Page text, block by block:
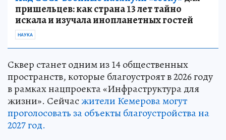
пришельцев: как страна 13 лет тайно
искала и изучала инопланетных гостей
НАУКА
Сквер станет одним из 14 общественных
пространств, которые благоустроят в 2026 году
в рамках нацпроекта «Инфраструктура для
жизни». Сейчасжители Кемерова могут
проголосовать за объекты благоустройства на
2027 год.